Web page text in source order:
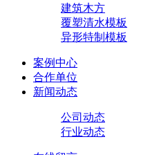
建筑木方
覆塑清水模板
异形特制模板
案例中心
合作单位
新闻动态
公司动态
行业动态